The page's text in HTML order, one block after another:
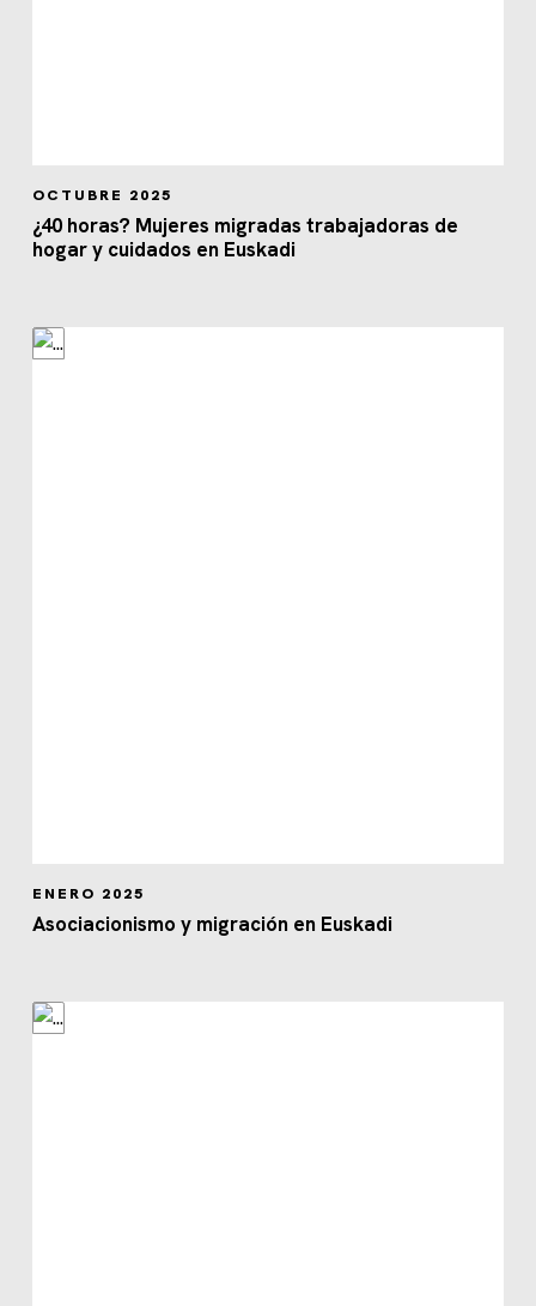
OCTUBRE 2025
¿40 horas? Mujeres migradas trabajadoras de
hogar y cuidados en Euskadi
ENERO 2025
Asociacionismo y migración en Euskadi